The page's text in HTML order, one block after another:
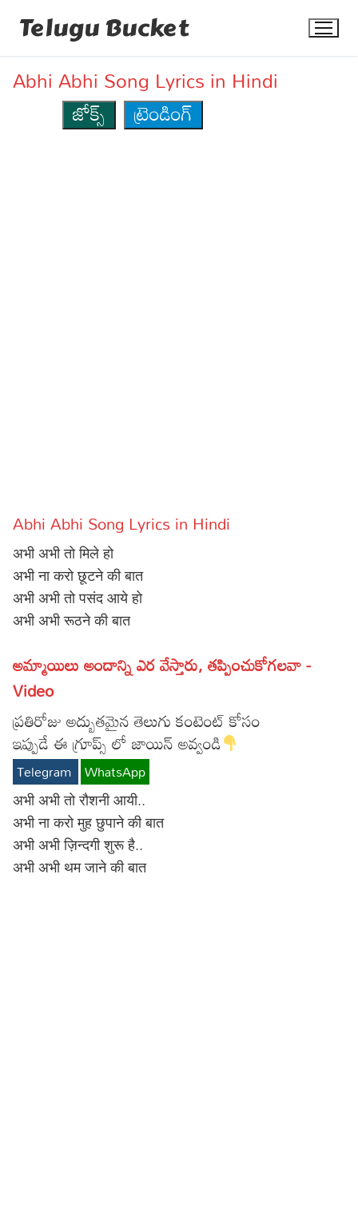
Telugu Bucket
Movie Reviews
Food
Articles
Facts
Devotional
Christianity
Hinduism
Hindi
Lyrics in Hindi – Devotional Songs
Lyrics in Hindi – Movie Songs
Tamil
Lyrics in Tamil – Devotional Songs
Lyrics in Tamil – Movie Songs
Kannada
Lyrics in Kannada – Movie Songs
Abhi Abhi Song Lyrics in Hindi
జోక్స్
ట్రెండింగ్
Abhi Abhi Song Lyrics in Hindi
अभी अभी तो मिले हो
अभी ना करो छूटने की बात
अभी अभी तो पसंद आये हो
अभी अभी रूठने की बात
అమ్మాయిలు అందాన్ని ఎర వేస్తారు, తప్పించుకోగలవా -
Video
ప్రతిరోజు అద్బుతమైన తెలుగు కంటెంట్ కోసం
ఇప్పుడే ఈ గ్రూప్స్ లో జాయిన్ అవ్వండి
Telegram WhatsApp
अभी अभी तो रौशनी आयी..
अभी ना करो मुह छुपाने की बात
अभी अभी ज़िन्दगी शुरू है..
अभी अभी थम जाने की बात